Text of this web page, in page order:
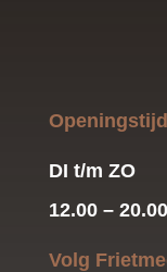
DI t/m ZO
12.00 –
Volg